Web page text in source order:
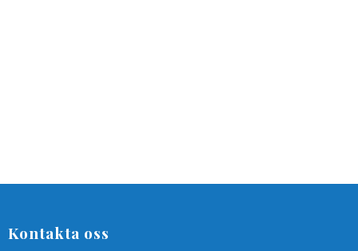
Kontakta oss